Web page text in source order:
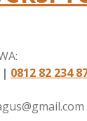
0812 82 234